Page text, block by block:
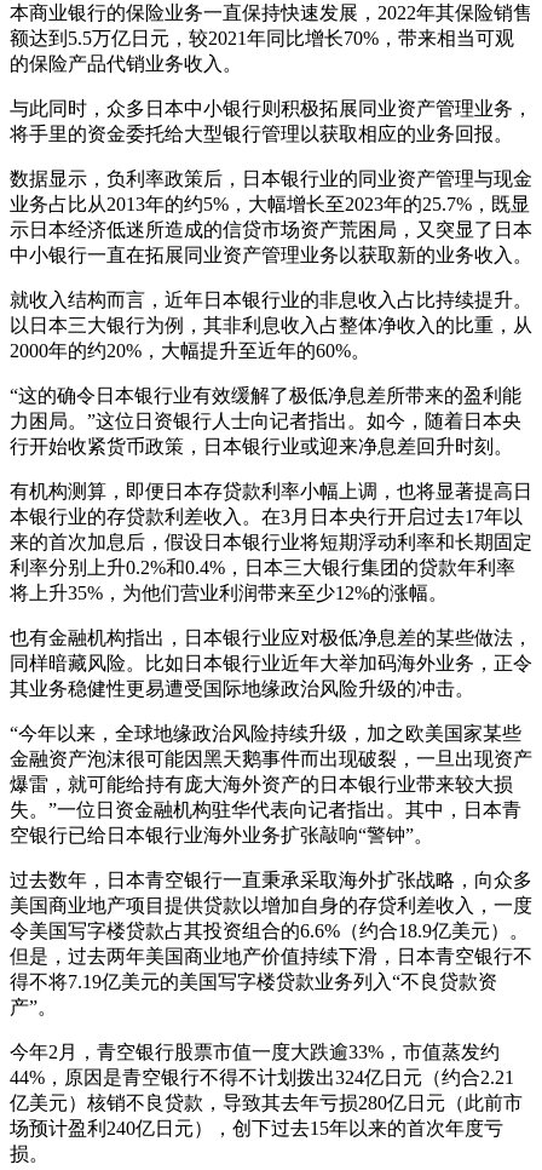
本商业银行的保险业务一直保持快速发展，2022年其保险销售
额达到5.5万亿日元，较2021年同比增长70%，带来相当可观
的保险产品代销业务收入。
与此同时，众多日本中小银行则积极拓展同业资产管理业务，
将手里的资金委托给大型银行管理以获取相应的业务回报。
数据显示，负利率政策后，日本银行业的同业资产管理与现金
业务占比从2013年的约5%，大幅增长至2023年的25.7%，既显
示日本经济低迷所造成的信贷市场资产荒困局，又突显了日本
中小银行一直在拓展同业资产管理业务以获取新的业务收入。
就收入结构而言，近年日本银行业的非息收入占比持续提升。
以日本三大银行为例，其非利息收入占整体净收入的比重，从
2000年的约20%，大幅提升至近年的60%。
“这的确令日本银行业有效缓解了极低净息差所带来的盈利能
力困局。”这位日资银行人士向记者指出。如今，随着日本央
行开始收紧货币政策，日本银行业或迎来净息差回升时刻。
有机构测算，即便日本存贷款利率小幅上调，也将显著提高日
本银行业的存贷款利差收入。在3月日本央行开启过去17年以
来的首次加息后，假设日本银行业将短期浮动利率和长期固定
利率分别上升0.2%和0.4%，日本三大银行集团的贷款年利率
将上升35%，为他们营业利润带来至少12%的涨幅。
也有金融机构指出，日本银行业应对极低净息差的某些做法，
同样暗藏风险。比如日本银行业近年大举加码海外业务，正令
其业务稳健性更易遭受国际地缘政治风险升级的冲击。
“今年以来，全球地缘政治风险持续升级，加之欧美国家某些
金融资产泡沫很可能因黑天鹅事件而出现破裂，一旦出现资产
爆雷，就可能给持有庞大海外资产的日本银行业带来较大损
失。”一位日资金融机构驻华代表向记者指出。其中，日本青
空银行已给日本银行业海外业务扩张敲响“警钟”。
过去数年，日本青空银行一直秉承采取海外扩张战略，向众多
美国商业地产项目提供贷款以增加自身的存贷利差收入，一度
令美国写字楼贷款占其投资组合的6.6%（约合18.9亿美元）。
但是，过去两年美国商业地产价值持续下滑，日本青空银行不
得不将7.19亿美元的美国写字楼贷款业务列入“不良贷款资
产”。
今年2月，青空银行股票市值一度大跌逾33%，市值蒸发约
44%，原因是青空银行不得不计划拨出324亿日元（约合2.21
亿美元）核销不良贷款，导致其去年亏损280亿日元（此前市
场预计盈利240亿日元），创下过去15年以来的首次年度亏
损。